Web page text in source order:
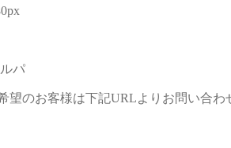
パ
望のお客様は下記URLよりお問い合わ